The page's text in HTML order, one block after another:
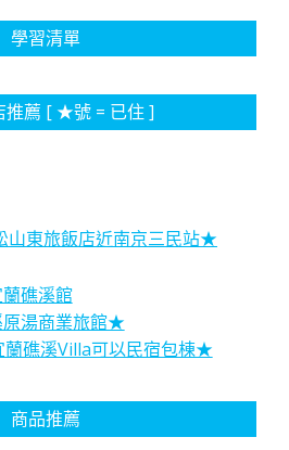
學習清單
推薦 [ ★號 = 已住 ]
山東旅飯店近南京三民站★
蘭礁溪館
原湯商業旅館★
蘭礁溪Villa可以民宿包棟★
商品推薦